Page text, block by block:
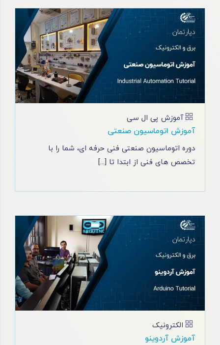
آموزش پی ال سی
آموزش اتوماسیون صنعتی
دوره اتوماسیون صنعتی فنی حرفه ای، شما را با
تخصص ‌های فنی از ابتدا تا [...]
الکترونیک
آموزش آردوینو